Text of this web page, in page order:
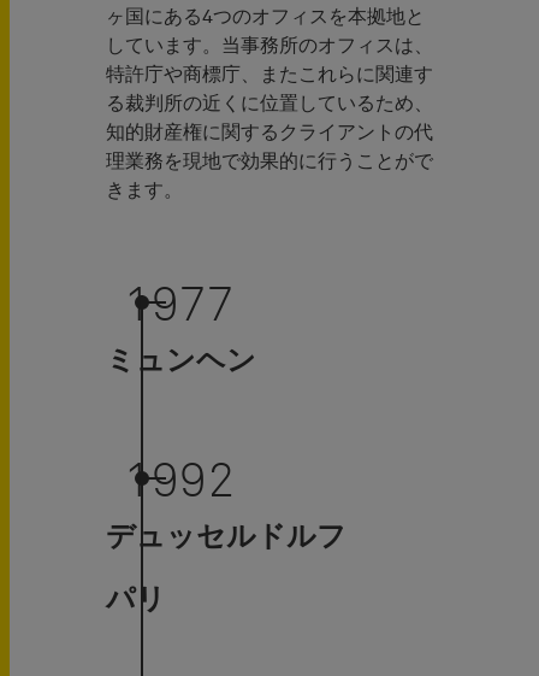
ヶ国にある4つのオフィスを本拠地と
しています。当事務所のオフィスは、
特許庁や商標庁、またこれらに関連す
る裁判所の近くに位置しているため、
知的財産権に関するクライアントの代
理業務を現地で効果的に行うことがで
きます。
1977
ミュンヘン
1992
デュッセルドルフ
パリ